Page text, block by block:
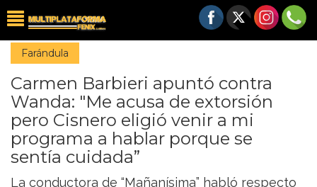
Farándula
Carmen Barbieri apuntó contra
Wanda: "Me acusa de extorsión
pero Cisnero eligió venir a mi
programa a hablar porque se
sentía cuidada”
La conductora de “Mañanísima” habló respecto